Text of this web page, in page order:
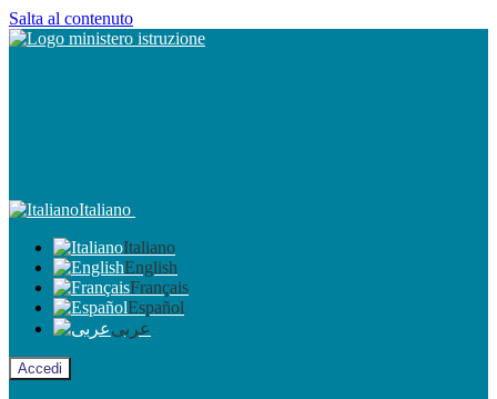
Salta al contenuto
Italiano
Italiano
English
Français
Español
عربى
Accedi